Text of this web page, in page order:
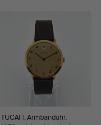
TUCAH, Armbanduhr,